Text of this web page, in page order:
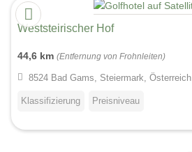
Weststeirischer Hof
44,6 km (Entfernung von Frohnleiten)
8524 Bad Gams, Steiermark, Österreich
Klassifizierung Preisniveau